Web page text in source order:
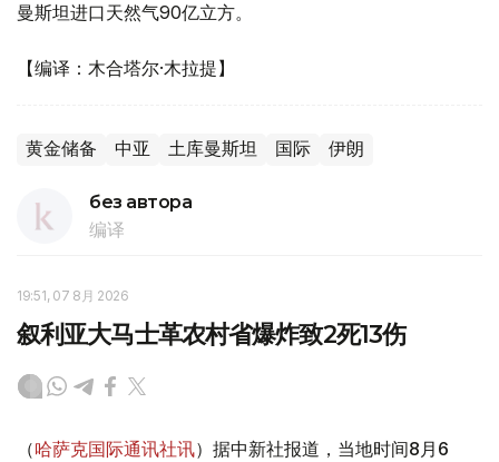
曼斯坦进口天然气90亿立方。
【编译：木合塔尔·木拉提】
黄金储备 中亚 土库曼斯坦 国际 伊朗
без автора
编译
19:51, 07 8月 2026
叙利亚大马士革农村省爆炸致2死13伤
（哈萨克国际通讯社讯）据中新社报道，当地时间8月6